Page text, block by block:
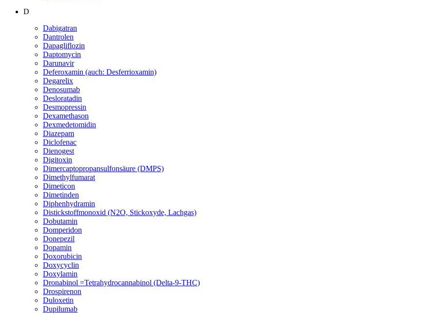
D
Dabigatran
Dantrolen
Dapagliflozin
Daptomycin
Darunavir
Deferoxamin (auch: Desferrioxamin)
Degarelix
Denosumab
Desloratadin
Desmopressin
Dexamethason
Dexmedetomidin
Diazepam
Diclofenac
Dienogest
Digitoxin
Dimercaptopropansulfonsäure (DMPS)
Dimethylfumarat
Dimeticon
Dimetinden
Diphenhydramin
Distickstoffmonoxid (N2O, Stickoxyde, Lachgas)
Dobutamin
Domperidon
Donepezil
Dopamin
Doxorubicin
Doxycyclin
Doxylamin
Dronabinol =Tetrahydrocannabinol (Delta-9-THC)
Drospirenon
Duloxetin
Dupilumab